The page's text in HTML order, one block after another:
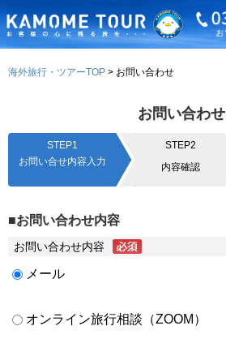
海外旅行・ツアーTOP お問い合わせ
お問い合わせ
STEP1
お問い合せ内容入力
STEP2
内容確認
■お問い合わせ内容
お問い合わせ内容
メール
オンライン旅行相談（ZOOM）